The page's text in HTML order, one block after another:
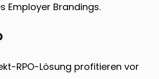
Employer Brandings.
RPO-Lösung profitieren vor